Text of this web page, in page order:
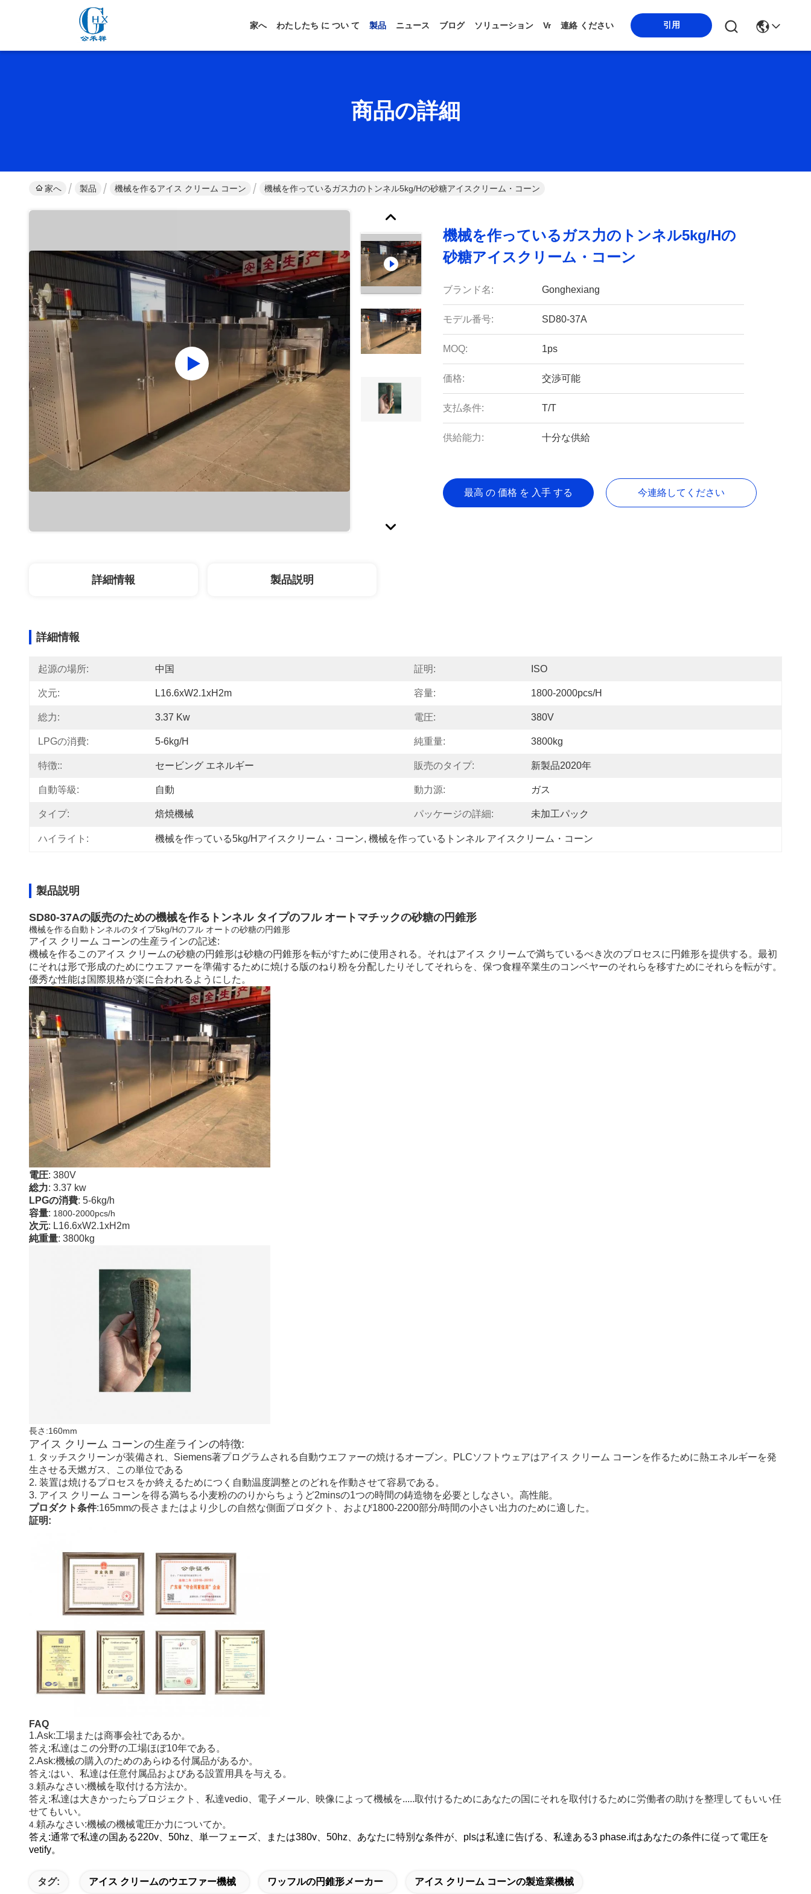
家へ わたしたち に つい て 製品 ニュース ブログ ソリューション Vr 連絡 ください 引用
商品の詳細
家へ 製品 機械を作るアイス クリーム コーン 機械を作っているガス力のトンネル5kg/Hの砂糖アイスクリーム・コーン
機械を作っているガス力のトンネル5kg/Hの
砂糖アイスクリーム・コーン
ブランド名: Gonghexiang
モデル番号: SD80-37A
MOQ: 1ps
価格: 交渉可能
支払条件: T/T
供給能力: 十分な供給
最高 の 価格 を 入手 する 今連絡してください
詳細情報 製品説明
詳細情報
起源の場所: 中国 証明: ISO
次元: L16.6xW2.1xH2m 容量: 1800-2000pcs/h
総力: 3.37 Kw 電圧: 380V
LPGの消費: 5-6kg/h 純重量: 3800kg
特徴:: セービング エネルギー 販売のタイプ: 新製品2020年
自動等級: 自動 動力源: ガス
タイプ: 焙焼機械 パッケージの詳細: 未加工パック
ハイライト: 機械を作っている5kg/Hアイスクリーム・コーン, 機械を作っているトンネル アイスクリーム・コーン
製品説明
SD80-37Aの販売のための機械を作るトンネル タイプのフル オートマチックの砂糖の円錐形
機械を作る自動トンネルのタイプ5kg/Hのフル オートの砂糖の円錐形
アイス クリーム コーンの生産ラインの記述:
機械を作るこのアイス クリームの砂糖の円錐形は砂糖の円錐形を転がすために使用される。それはアイス クリームで満ちているべき次のプロセスに円錐形を提供する。最初
にそれは形で形成のためにウエファーを準備するために焼ける版のねり粉を分配したりそしてそれらを、保つ食糧卒業生のコンベヤーのそれらを移すためにそれらを転がす。
優秀な性能は国際規格が楽に合われるようにした。
電圧: 380V
総力: 3.37 kw
LPGの消費: 5-6kg/h
容量: 1800-2000pcs/h
次元: L16.6xW2.1xH2m
純重量: 3800kg
長さ:160mm
アイス クリーム コーンの生産ラインの特徴:
1.
タッチスクリーンが装備され、Siemens著プログラムされる自動ウエファーの焼けるオーブン。PLCソフトウェアはアイス クリーム コーンを作るために熱エネルギーを発
生させる天燃ガス、この単位である
2. 装置は焼けるプロセスをか終えるためにつく自動温度調整とのどれを作動させて容易である。
3. アイス クリーム コーンを得る満ちる小麦粉ののりからちょうど2minsの1つの時間の鋳造物を必要としなさい。高性能。
プロダクト条件:165mmの長さまたはより少しの自然な側面プロダクト、および1800-2200部分/時間の小さい出力のために適した。
証明:
FAQ
1.Ask:工場または商事会社であるか。
答え:私達はこの分野の工場ほぼ10年である。
2.Ask:機械の購入のためのあらゆる付属品があるか。
答え:はい、私達は任意付属品およびある設置用具を与える。
3. 頼みなさい:機械を取付ける方法か。
答え:私達は大きかったらプロジェクト、私達vedio、電子メール、映像によって機械を.....取付けるためにあなたの国にそれを取付けるために労働者の助けを整理してもいい任
せてもいい。
4. 頼みなさい:機械の機械電圧か力についてか。
答え:通常で私達の国ある220v、50hz、単一フェーズ、または380v、50hz、あなたに特別な条件が、plsは私達に告げる、私達ある3 phase.ifはあなたの条件に従って電圧を
vetify。
タグ: アイス クリームのウエファー機械 ワッフルの円錐形メーカー アイス クリーム コーンの製造業機械